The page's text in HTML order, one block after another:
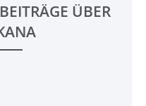
ÜBER